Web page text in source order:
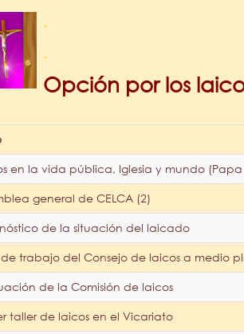
.
.
Opción por los
en la vida pública, Iglesia y mundo (Papa
general de CELCA (2)
de la situación del laicado
de trabajo del Consejo de laicos a medio
de la Comisión de laicos
taller de laicos en el Vicariato